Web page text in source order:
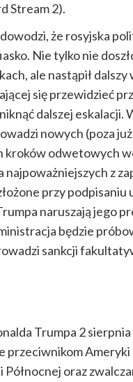
Stream 2).
że rosyjska
Nie tylko nie
ale nastąpił
się przewidzieć
dalszej
nowych (poza już
kroków odwetowych
z
przy
naruszają jego
będzie
sankcji
Trumpa 2
przeciwnikom
oraz